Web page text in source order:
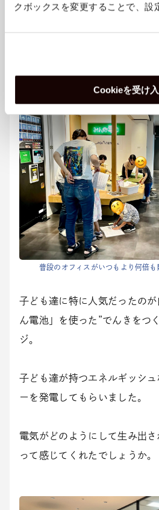
クボックスを変更することで、設
Cookieを受け
普段のオフィスがいつもより何倍も
子ども達に特に人気だったの
ん電池」を使った”でんきをつ
ジ。
子ども達が持つエネルギッシ
ーを発電してもらいました。
電気がどのようにして生み出
って感じてくれたでしょうか。